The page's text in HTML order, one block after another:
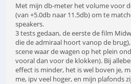
Met mijn db-meter het volume voor
(van +5.0db naar 11.5db) om te
speakers.
3 tests gedaan, de eerste de film
die de admiraal hoort vanop de
scene waar de wagen op het plein
vooral dan voor de klokken). Bij
effect is minder, het is wel boven je,
me, ipv veel hoger, en mijn plafonds